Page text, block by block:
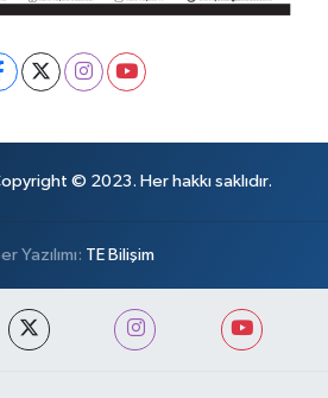
© 2023. Her hakkı saklıdır.
Yazılımı: TE Bilişim